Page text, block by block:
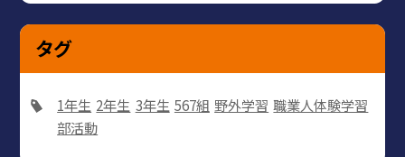
タグ
1年生 2年生 3年生 567組 野外学習 職業人体験学習
部活動